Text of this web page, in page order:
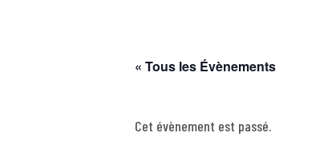
« Tous les Évènements
Cet évènement est passé.